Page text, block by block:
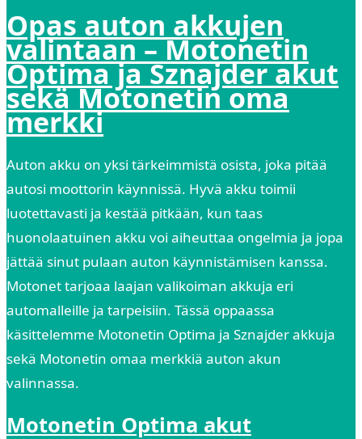
Opas auton akkujen
valintaan – Motonetin
Optima ja Sznajder akut
sekä Motonetin oma
merkki
Auton akku on yksi tärkeimmistä osista, joka pitää
autosi moottorin käynnissä. Hyvä akku toimii
luotettavasti ja kestää pitkään, kun taas
huonolaatuinen akku voi aiheuttaa ongelmia ja jopa
jättää sinut pulaan auton käynnistämisen kanssa.
Motonet tarjoaa laajan valikoiman akkuja eri
automalleille ja tarpeisiin. Tässä oppaassa
käsittelemme Motonetin Optima ja Sznajder akkuja
sekä Motonetin omaa merkkiä auton akun
valinnassa.
Motonetin Optima akut